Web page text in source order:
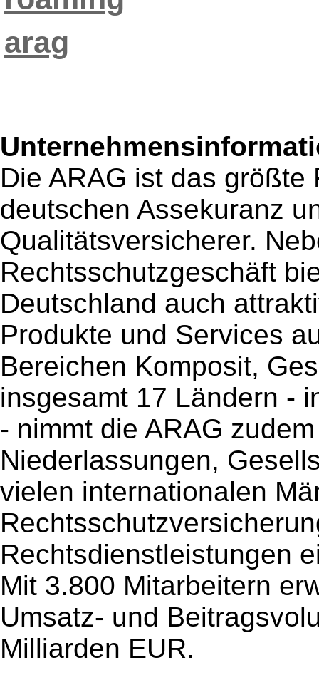
arag
Die ARAG ist das
deutschen Assekuranz
Qualitätsversicherer.
Rechtsschutzgeschäft
Deutschland auch
Produkte und Services
Bereichen Komposit,
insgesamt 17 Ländern -
- nimmt die ARAG
Niederlassungen,
vielen internationalen
Rechtsdienstleistungen
Mit 3.800 Mitarbeitern
Umsatz- und
Milliarden EUR.